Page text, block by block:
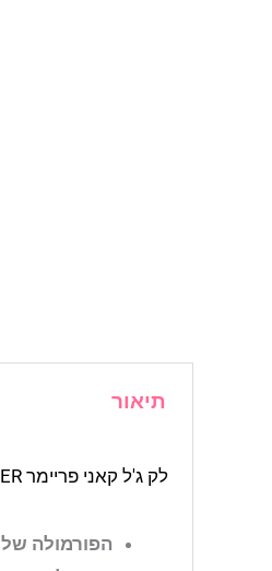
תיאור
לק ג'ל קאני פריימר CANNI PRIMER
הפורמולה של CANNI ידועה בכך שהיא לא מכילה אקריל חומצי.